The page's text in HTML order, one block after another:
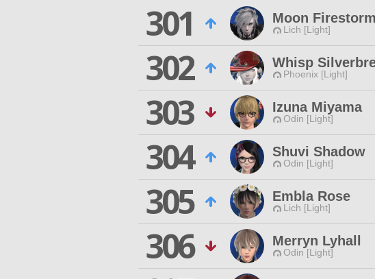
301 Moon Firestorm
Lich [Light]
302
Whisp
Phoenix [Light]
303
Izuna Miyama
Odin [Light]
304
Shuvi Shadow
Odin [Light]
305
Embla Rose
Lich [Light]
306
Merryn Lyhall
Odin [Light]